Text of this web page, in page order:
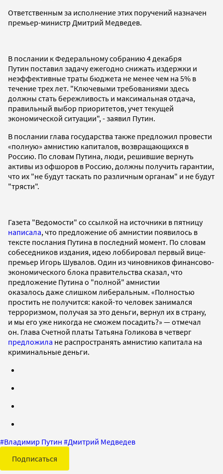
Ответственным за исполнение этих поручений назначен
премьер-министр Дмитрий Медведев.
В послании к Федеральному собранию 4 декабря
Путин поставил задачу ежегодно снижать издержки и
неэффективные траты бюджета не менее чем на 5% в
течение трех лет. "Ключевыми требованиями здесь
должны стать бережливость и максимальная отдача,
правильный выбор приоритетов, учет текущей
экономической ситуации", - заявил Путин.
В послании глава государства также предложил провести
«полную» амнистию капиталов, возвращающихся в
Россию. По словам Путина, люди, решившие вернуть
активы из офшоров в Россию, должны получить гарантии,
что их "не будут таскать по различным органам" и не будут
"трясти".
Газета "Ведомости" со ссылкой на источники в пятницу
написала, что предложение об амнистии появилось в
тексте послания Путина в последний момент. По словам
собеседников издания, идею лоббировал первый вице-
премьер Игорь Шувалов. Один из чиновников финансово-
экономического блока правительства сказал, что
предложение Путина о "полной" амнистии
оказалось даже слишком либеральным. «Полностью
простить не получится: какой-то человек занимался
терроризмом, получая за это деньги, вернул их в страну,
и мы его уже никогда не сможем посадить?» — отмечал
он. Глава Счетной платы Татьяна Голикова в четверг
предложила не распространять амнистию капитала на
криминальные деньги.
#Владимир Путин #Дмитрий Медведев
Подписаться